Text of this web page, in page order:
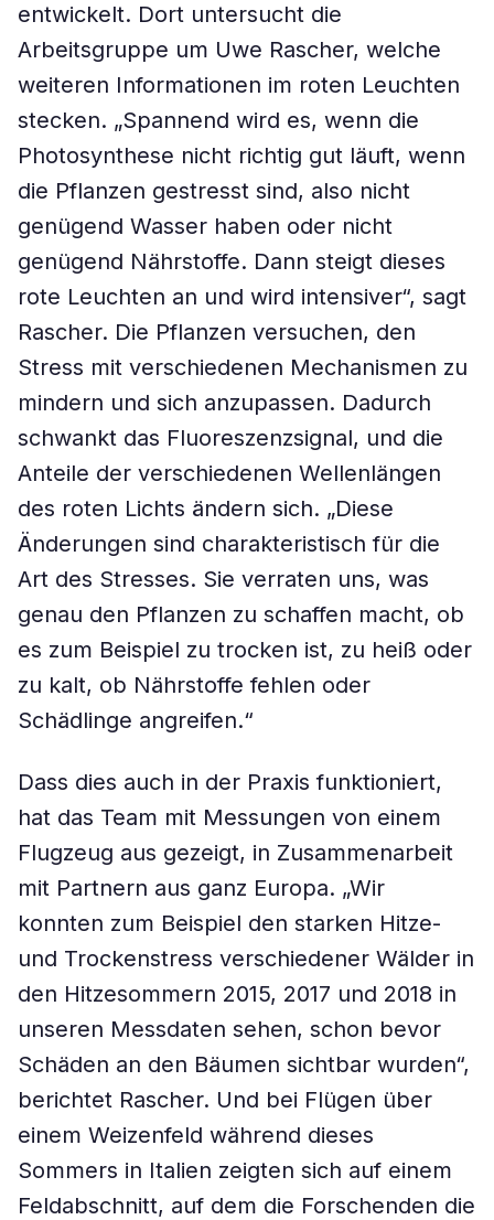
entwickelt. Dort untersucht die
Arbeitsgruppe um Uwe Rascher, welche
weiteren Informationen im roten Leuchten
stecken. „Spannend wird es, wenn die
Photosynthese nicht richtig gut läuft, wenn
die Pflanzen gestresst sind, also nicht
genügend Wasser haben oder nicht
genügend Nährstoffe. Dann steigt dieses
rote Leuchten an und wird intensiver“, sagt
Rascher. Die Pflanzen versuchen, den
Stress mit verschiedenen Mechanismen zu
mindern und sich anzupassen. Dadurch
schwankt das Fluoreszenzsignal, und die
Anteile der verschiedenen Wellenlängen
des roten Lichts ändern sich. „Diese
Änderungen sind charakteristisch für die
Art des Stresses. Sie verraten uns, was
genau den Pflanzen zu schaffen macht, ob
es zum Beispiel zu trocken ist, zu heiß oder
zu kalt, ob Nährstoffe fehlen oder
Schädlinge angreifen.“
Dass dies auch in der Praxis funktioniert,
hat das Team mit Messungen von einem
Flugzeug aus gezeigt, in Zusammenarbeit
mit Partnern aus ganz Europa. „Wir
konnten zum Beispiel den starken Hitze-
und Trockenstress verschiedener Wälder in
den Hitzesommern 2015, 2017 und 2018 in
unseren Messdaten sehen, schon bevor
Schäden an den Bäumen sichtbar wurden“,
berichtet Rascher. Und bei Flügen über
einem Weizenfeld während dieses
Sommers in Italien zeigten sich auf einem
Feldabschnitt, auf dem die Forschenden die